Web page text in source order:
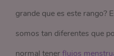
grande que es este rango?
somos tan diferentes que
normal tenerflujos